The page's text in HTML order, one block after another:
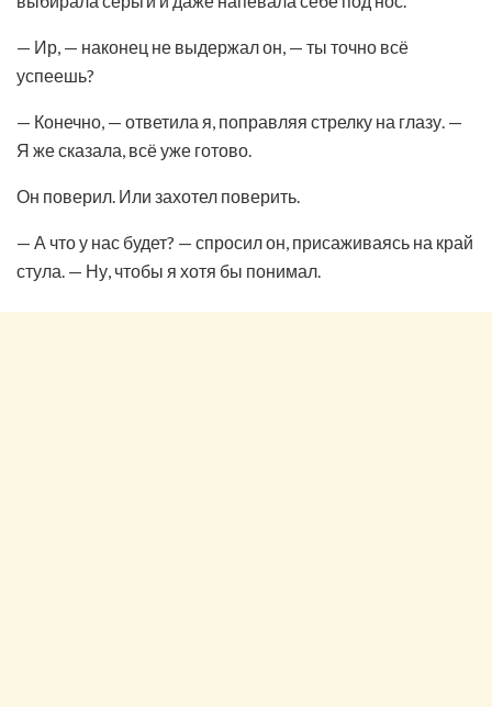
— Ир, — наконец не выдержал он, — ты точно всё
успеешь?
— Конечно, — ответила я, поправляя стрелку на глазу. —
Я же сказала, всё уже готово.
Он поверил. Или захотел поверить.
— А что у нас будет? — спросил он, присаживаясь на край
стула. — Ну, чтобы я хотя бы понимал.